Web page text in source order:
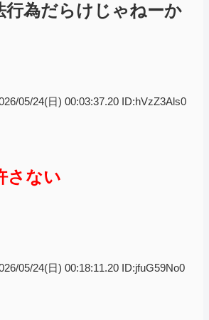
行為だらけじゃねーか
05/24(日) 00:03:37.20 ID:hVzZ3Als0
さない
05/24(日) 00:18:11.20 ID:jfuG59No0